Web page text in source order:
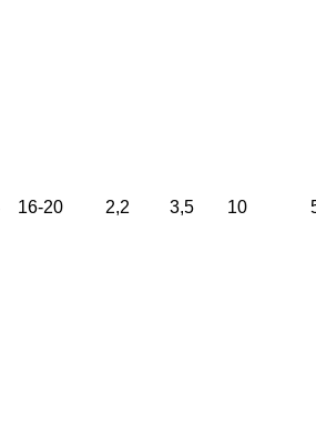
16-20 2,2 3,5 10